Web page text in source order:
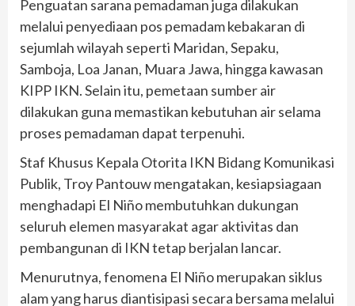
Penguatan sarana pemadaman juga dilakukan
melalui penyediaan pos pemadam kebakaran di
sejumlah wilayah seperti Maridan, Sepaku,
Samboja, Loa Janan, Muara Jawa, hingga kawasan
KIPP IKN. Selain itu, pemetaan sumber air
dilakukan guna memastikan kebutuhan air selama
proses pemadaman dapat terpenuhi.
Staf Khusus Kepala Otorita IKN Bidang Komunikasi
Publik, Troy Pantouw mengatakan, kesiapsiagaan
menghadapi El Niño membutuhkan dukungan
seluruh elemen masyarakat agar aktivitas dan
pembangunan di IKN tetap berjalan lancar.
Menurutnya, fenomena El Niño merupakan siklus
alam yang harus diantisipasi secara bersama melalui